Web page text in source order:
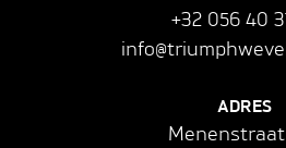
+32 056 40
ADRES